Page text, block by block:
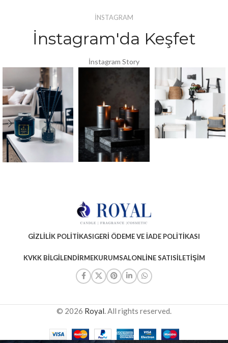
İNSTAGRAM
İnstagram'da Keşfet
İnstagram Story
GIZLILIK POLITIKASIGERI ÖDEME VE İADE POLITIKASI
KVKK BILGILENDIRMEKURUMSALONLINE SATISİLETIŞIM
© 2026 Royal. All rights reserved.